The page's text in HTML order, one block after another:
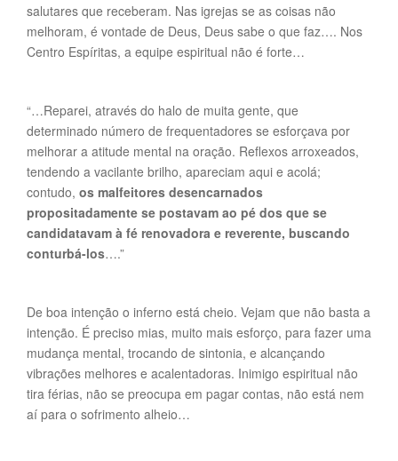
salutares que receberam. Nas igrejas se as coisas não
melhoram, é vontade de Deus, Deus sabe o que faz…. Nos
Centro Espíritas, a equipe espiritual não é forte…
“…Reparei, através do halo de muita gente, que
determinado número de frequentadores se esforçava por
melhorar a atitude mental na oração. Reflexos arroxeados,
tendendo a vacilante brilho, apareciam aqui e acolá;
contudo, os malfeitores desencarnados
propositadamente se postavam ao pé dos que se
candidatavam à fé renovadora e reverente, buscando
conturbá-los….”
De boa intenção o inferno está cheio. Vejam que não basta a
intenção. É preciso mias, muito mais esforço, para fazer uma
mudança mental, trocando de sintonia, e alcançando
vibrações melhores e acalentadoras. Inimigo espiritual não
tira férias, não se preocupa em pagar contas, não está nem
aí para o sofrimento alheio…